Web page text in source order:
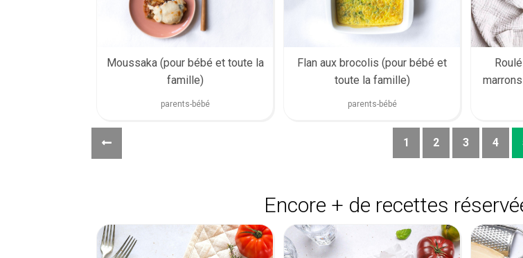
Moussaka (pour bébé et toute la
famille)
parents-bébé
Flan aux brocolis (pour bébé et
toute la famille)
parents-bébé
1 2 3 4
Encore + de recettes